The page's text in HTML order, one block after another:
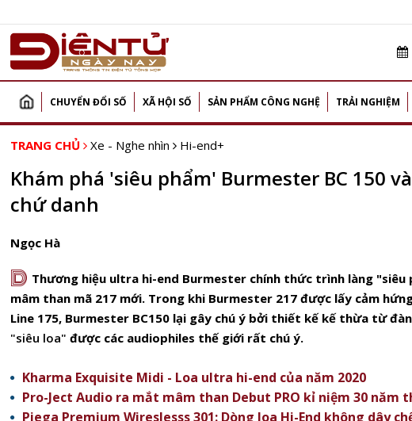
CHUYỂN ĐỔI SỐ XÃ HỘI SỐ SẢN PHẨM CÔNG NGHỆ TRẢI NGHIỆM
TRANG CHỦ Xe - Nghe nhìn Hi-end+
Khám phá 'siêu phẩm' Burmester BC 150
chứ danh
Ngọc Hà
D Thương hiệu ultra hi-end Burmester chính thức trình làng "siêu
mâm than mã 217 mới. Trong khi Burmester 217 được lấy cảm
Line 175, Burmester BC150 lại gây chú ý bởi thiết kế kế thừa từ
"siêu loa" được các audiophiles thế giới rất chú ý.
Kharma Exquisite Midi - Loa ultra hi-end của năm 2020
Pro-Ject Audio ra mắt mâm than Debut PRO kỉ niệm 30 năm
Piega Premium Wireslesss 301: Dòng loa Hi-End không dây